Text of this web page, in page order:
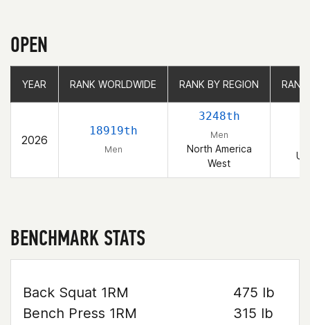
OPEN
YEAR RANK WORLDWIDE RANK BY REGION
2026
18919th
Men
3248th
Men
North America
West
YEAR RANK WORLDWIDE RANK BY REGION
BENCHMARK STATS
Back Squat 1RM
475 lb
Bench Press 1RM
315 lb